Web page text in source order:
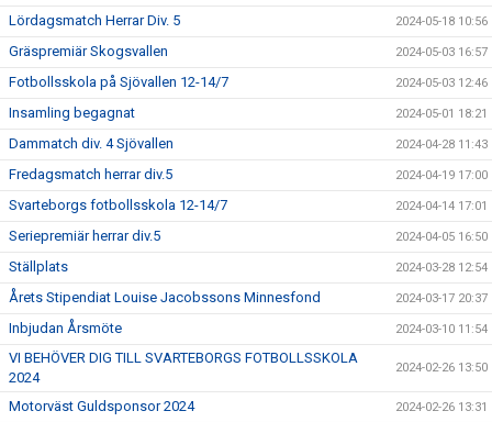
Lördagsmatch Herrar Div. 5 2024-05-18 10:56
Gräspremiär Skogsvallen 2024-05-03 16:57
Fotbollsskola på Sjövallen 12-14/7 2024-05-03 12:46
Insamling begagnat 2024-05-01 18:21
Dammatch div. 4 Sjövallen 2024-04-28 11:43
Fredagsmatch herrar div.5 2024-04-19 17:00
Svarteborgs fotbollsskola 12-14/7 2024-04-14 17:01
Seriepremiär herrar div.5 2024-04-05 16:50
Ställplats 2024-03-28 12:54
Årets Stipendiat Louise Jacobssons Minnesfond 2024-03-17 20:37
Inbjudan Årsmöte 2024-03-10 11:54
VI BEHÖVER DIG TILL SVARTEBORGS FOTBOLLSSKOLA
2024
2024-02-26 13:50
Motorväst Guldsponsor 2024 2024-02-26 13:31